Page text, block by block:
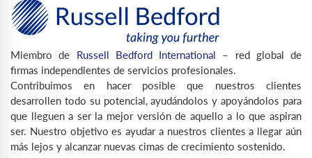
Miembro de Russell Bedford International – red global de
firmas independientes de servicios profesionales.
Contribuimos en hacer posible que nuestros clientes
desarrollen todo su potencial, ayudándolos y apoyándolos para
que lleguen a ser la mejor versión de aquello a lo que aspiran
ser. Nuestro objetivo es ayudar a nuestros clientes a llegar aún
más lejos y alcanzar nuevas cimas de crecimiento sostenido.